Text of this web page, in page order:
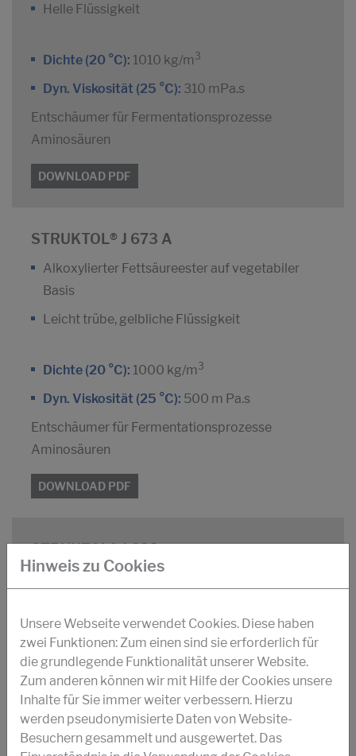
Helle Flüssigkeit
Dichte (20 °C): 1010 kg/m 3
Dyn. Viskosität (25 °C): 310 mPa.s
Entschäumer für Fermentationsprozesse
Aminosäuren
DOWNLOAD PDF
STRUKTOL® J 673 A
Alkoxylierter Fettsäureester auf vegetabiler
Basis
Leicht trübe, gelbliche Flüssigkeit
Dichte (20 °C): 1000 kg/m 3
Dyn. Viskosität (25 °C): 500 m Pa.s
Entschäumer für Fermentationsprozesse
Aminosäuren
DOWNLOAD PDF
STRUKTOL® J 633
Fettsäuren
Gelbliche Flüssigkeit
Dichte (20 °C):1007 kg/m3
Dyn. Viskosität (25 °C):
700 m Pa.s
Hinweis zu Cookies
Unsere Webseite verwendet Cookies. Diese haben
zwei Funktionen: Zum einen sind sie erforderlich für
die grundlegende Funktionalität unserer Website.
Zum anderen können wir mit Hilfe der Cookies unsere
Inhalte für Sie immer weiter verbessern. Hierzu
werden pseudonymisierte Daten von Website-
Besuchern gesammelt und ausgewertet. Das